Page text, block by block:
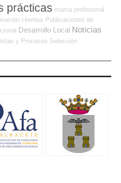
prácticas marca profesional
clientes Publicaciones de
Desarrollo Local Noticias
y Procesos Selección